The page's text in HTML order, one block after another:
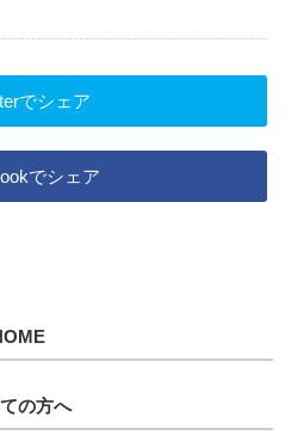
でシェア
でシェア
の方へ